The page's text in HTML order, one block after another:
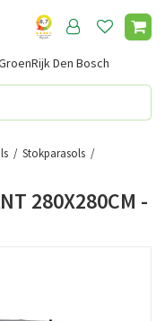
Stokparasols
Den Bosch
280X280CM -